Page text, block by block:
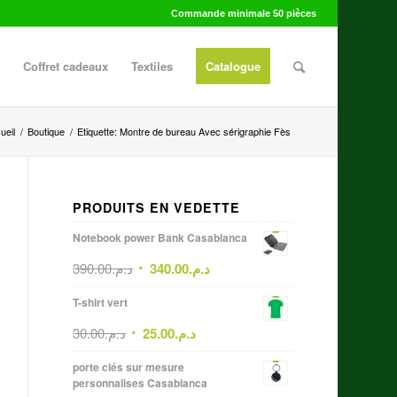
Commande minimale 50 pièces
Coffret cadeaux Textiles Catalogue
/ Boutique / Etiquette: Montre de bureau Avec sérigraphie Fès
PRODUITS EN VEDETTE
Notebook power Bank Casablanca
د.م.390.00 د.م.340.00
T-shirt vert
د.م.30.00 د.م.25.00
porte clés sur mesure
personnalises Casablanca